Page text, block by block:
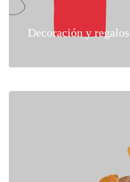
Decoración y regalos